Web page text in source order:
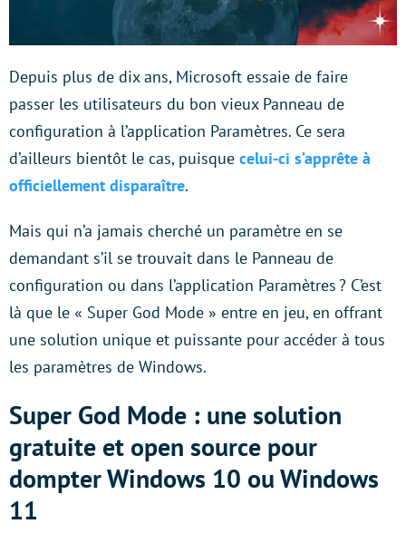
Depuis plus de dix ans, Microsoft essaie de faire
passer les utilisateurs du bon vieux Panneau de
configuration à l’application Paramètres. Ce sera
d’ailleurs bientôt le cas, puisque celui-ci s’apprête à
officiellement disparaître.
Mais qui n’a jamais cherché un paramètre en se
demandant s’il se trouvait dans le Panneau de
configuration ou dans l’application Paramètres ? C’est
là que le « Super God Mode » entre en jeu, en offrant
une solution unique et puissante pour accéder à tous
les paramètres de Windows.
Super God Mode : une solution
gratuite et open source pour
dompter Windows 10 ou Windows
11